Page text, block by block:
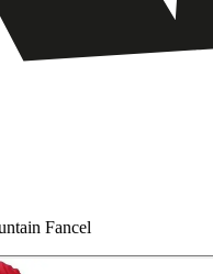
Fancel